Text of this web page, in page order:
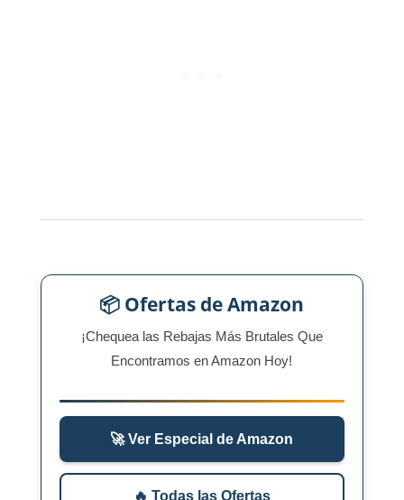
📦 Ofertas de Amazon
¡Chequea las Rebajas Más Brutales Que
Encontramos en Amazon Hoy!
🚀 Ver Especial de Amazon
🔥 Todas las Ofertas